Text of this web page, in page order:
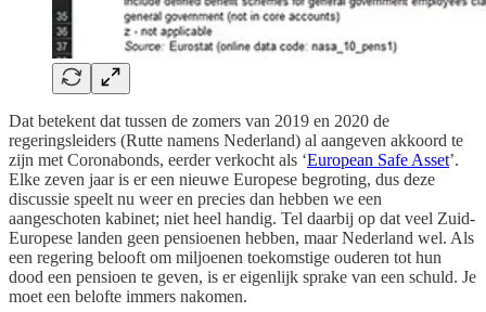
Dat betekent dat tussen de zomers van 2019 en 2020 de
regeringsleiders (Rutte namens Nederland) al aangeven akkoord te
zijn met Coronabonds, eerder verkocht als ‘European Safe Asset’.
Elke zeven jaar is er een nieuwe Europese begroting, dus deze
discussie speelt nu weer en precies dan hebben we een
aangeschoten kabinet; niet heel handig. Tel daarbij op dat veel Zuid-
Europese landen geen pensioenen hebben, maar Nederland wel. Als
een regering belooft om miljoenen toekomstige ouderen tot hun
dood een pensioen te geven, is er eigenlijk sprake van een schuld. Je
moet een belofte immers nakomen.